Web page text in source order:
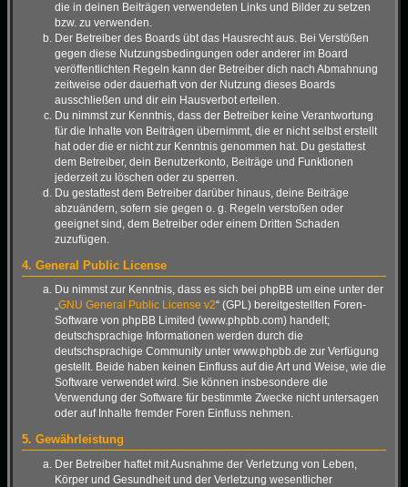
die in deinen Beiträgen verwendeten Links und Bilder zu setzen
bzw. zu verwenden.
Der Betreiber des Boards übt das Hausrecht aus. Bei Verstößen
gegen diese Nutzungsbedingungen oder anderer im Board
veröffentlichten Regeln kann der Betreiber dich nach Abmahnung
zeitweise oder dauerhaft von der Nutzung dieses Boards
ausschließen und dir ein Hausverbot erteilen.
Du nimmst zur Kenntnis, dass der Betreiber keine Verantwortung
für die Inhalte von Beiträgen übernimmt, die er nicht selbst erstellt
hat oder die er nicht zur Kenntnis genommen hat. Du gestattest
dem Betreiber, dein Benutzerkonto, Beiträge und Funktionen
jederzeit zu löschen oder zu sperren.
Du gestattest dem Betreiber darüber hinaus, deine Beiträge
abzuändern, sofern sie gegen o. g. Regeln verstoßen oder
geeignet sind, dem Betreiber oder einem Dritten Schaden
zuzufügen.
4. General Public License
Du nimmst zur Kenntnis, dass es sich bei phpBB um eine unter der
„GNU General Public License v2“ (GPL) bereitgestellten Foren-
Software von phpBB Limited (www.phpbb.com) handelt;
deutschsprachige Informationen werden durch die
deutschsprachige Community unter www.phpbb.de zur Verfügung
gestellt. Beide haben keinen Einfluss auf die Art und Weise, wie die
Software verwendet wird. Sie können insbesondere die
Verwendung der Software für bestimmte Zwecke nicht untersagen
oder auf Inhalte fremder Foren Einfluss nehmen.
5. Gewährleistung
Der Betreiber haftet mit Ausnahme der Verletzung von Leben,
Körper und Gesundheit und der Verletzung wesentlicher